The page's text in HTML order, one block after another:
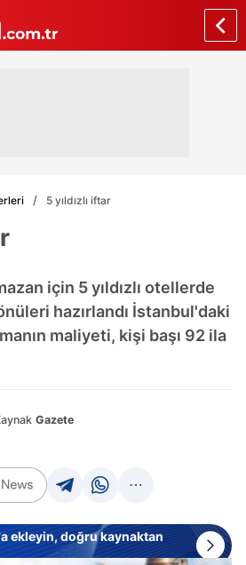
5 yıldızlı iftar
için 5 yıldızlı otellerde
hazırlandı İstanbul'daki
maliyeti, kişi başı 92 ila
Gazete
ekleyin, doğru kaynaktan